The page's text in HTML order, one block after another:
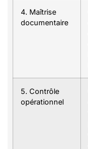
4. Maîtrise
documentaire
5. Contrôle
opérationnel